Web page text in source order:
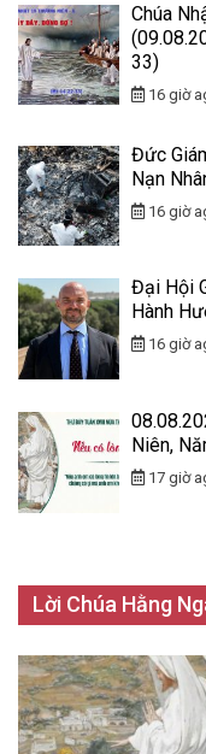
Chúa
33)
16 giờ
Đức
Nạn
16 giờ
Đại Hội
Hành
16 giờ
Niên,
17 giờ
Lời Chúa Hằng